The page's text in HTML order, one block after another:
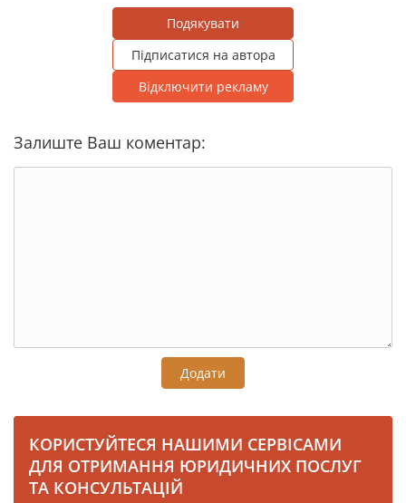
Подякувати
Підписатися на автора
Відключити рекламу
Залиште Ваш коментар:
Додати
КОРИСТУЙТЕСЯ НАШИМИ СЕРВІСАМИ
ДЛЯ ОТРИМАННЯ ЮРИДИЧНИХ ПОСЛУГ
ТА КОНСУЛЬТАЦІЙ